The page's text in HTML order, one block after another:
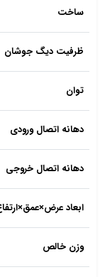
ساخت
ظرفیت دیگ جوشان
توان
دهانه اتصال ورودی
دهانه اتصال خروجی
ابعاد
وزن خالص